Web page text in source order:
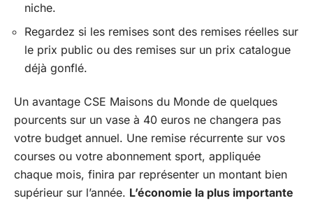
niche.
Regardez si les remises sont des remises réelles sur
le prix public ou des remises sur un prix catalogue
déjà gonflé.
Un avantage CSE Maisons du Monde de quelques
pourcents sur un vase à 40 euros ne changera pas
votre budget annuel. Une remise récurrente sur vos
courses ou votre abonnement sport, appliquée
chaque mois, finira par représenter un montant bien
supérieur sur l’année. L’économie la plus importante